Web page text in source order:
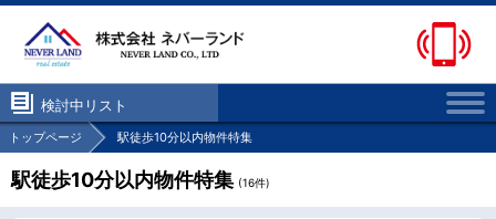
検討中リスト
トップページ 駅徒歩10分以内物件特集
駅徒歩10分以内物件特集 (16件)